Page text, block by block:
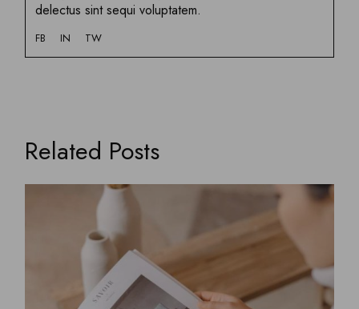
delectus sint sequi voluptatem.
FB IN TW
Related Posts